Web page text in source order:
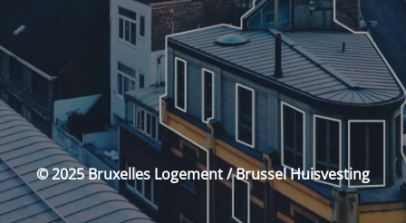
© 2025 Bruxelles Logement / Brussel Huisvesting